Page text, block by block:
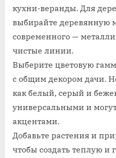
кухни-веранды. Для
выбирайте деревянную
современного —
чистые линии.
Выберите цветовую
с общим декором дачи.
как белый, серый и
универсальными и
акцентами.
Добавьте растения и
чтобы создать теплую и